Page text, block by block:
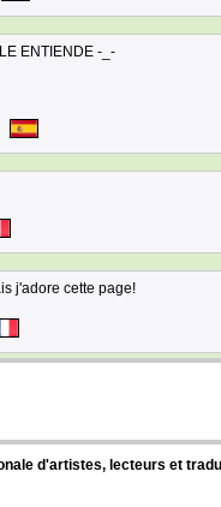
ENTIENDE -_-
j'adore cette page!
d'artistes, lecteurs et